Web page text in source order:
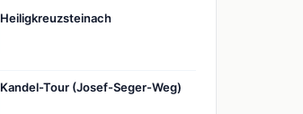
Heiligkreuzsteinach
Kandel-Tour (Josef-Seger-Weg)